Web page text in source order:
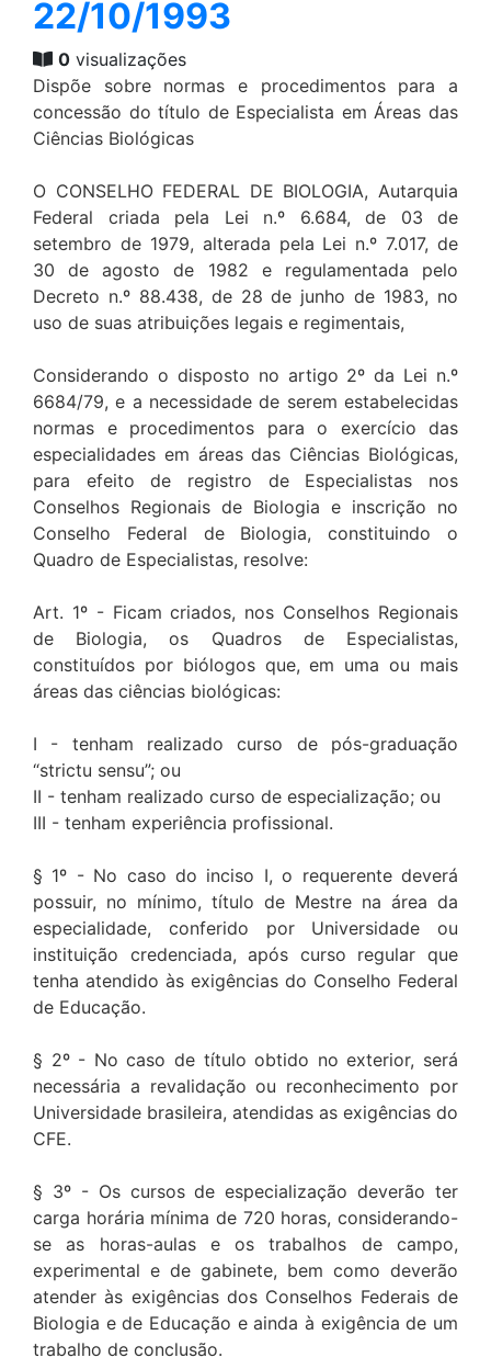
22/10/1993
0 visualizações
Dispõe sobre normas e procedimentos para a
concessão do título de Especialista em Áreas das
Ciências Biológicas
O CONSELHO FEDERAL DE BIOLOGIA, Autarquia
Federal criada pela Lei n.º 6.684, de 03 de
setembro de 1979, alterada pela Lei n.º 7.017, de
30 de agosto de 1982 e regulamentada pelo
Decreto n.º 88.438, de 28 de junho de 1983, no
uso de suas atribuições legais e regimentais,
Considerando o disposto no artigo 2º da Lei n.º
6684/79, e a necessidade de serem estabelecidas
normas e procedimentos para o exercício das
especialidades em áreas das Ciências Biológicas,
para efeito de registro de Especialistas nos
Conselhos Regionais de Biologia e inscrição no
Conselho Federal de Biologia, constituindo o
Quadro de Especialistas, resolve:
Art. 1º - Ficam criados, nos Conselhos Regionais
de Biologia, os Quadros de Especialistas,
constituídos por biólogos que, em uma ou mais
áreas das ciências biológicas:
I - tenham realizado curso de pós-graduação
“strictu sensu”; ou
II - tenham realizado curso de especialização; ou
III - tenham experiência profissional.
§ 1º - No caso do inciso I, o requerente deverá
possuir, no mínimo, título de Mestre na área da
especialidade, conferido por Universidade ou
instituição credenciada, após curso regular que
tenha atendido às exigências do Conselho Federal
de Educação.
§ 2º - No caso de título obtido no exterior, será
necessária a revalidação ou reconhecimento por
Universidade brasileira, atendidas as exigências do
CFE.
§ 3º - Os cursos de especialização deverão ter
carga horária mínima de 720 horas, considerando-
se as horas-aulas e os trabalhos de campo,
experimental e de gabinete, bem como deverão
atender às exigências dos Conselhos Federais de
Biologia e de Educação e ainda à exigência de um
trabalho de conclusão.